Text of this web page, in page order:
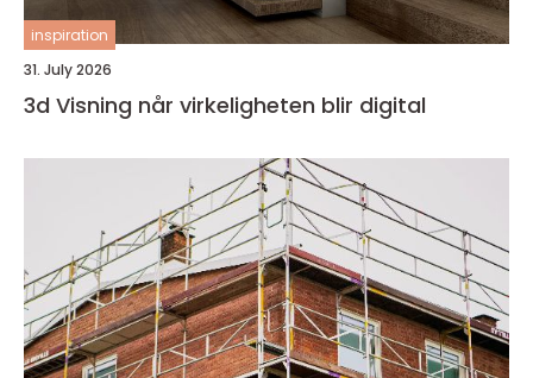
inspiration
31. July 2026
3d Visning når virkeligheten blir digital